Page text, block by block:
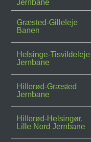
Jernbane
Græsted-Gilleleje
Banen
Helsinge-Tisvildeleje
Jernbane
Hillerød-Græsted
Jernbane
Hillerød-Helsingør,
Lille Nord Jernbane